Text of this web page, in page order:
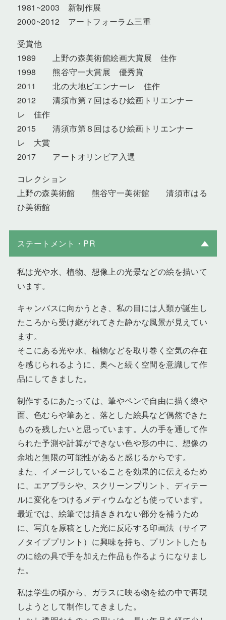
1981~2003 新制作展
2000~2012 アートフォーラム三重
受賞他
1989 上野の森美術館絵画大賞展 佳作
1998 熊谷守一大賞展 優秀賞
2011 北の大地ビエンナーレ 佳作
2012 清須市第７回はるひ絵画トリエンナー
レ 佳作
2015 清須市第８回はるひ絵画トリエンナー
レ 大賞
2017 アートオリンピア入選
コレクション
上野の森美術館 熊谷守一美術館 清須市はる
ひ美術館
ステートメント・PR
私は光や水、植物、想像上の光景などの絵を描いて
います。
キャンバスに向かうとき、私の目には人類が誕生し
たころから受け継がれてきた静かな風景が見えてい
ます。
そこにある光や水、植物などを取り巻く空気の存在
を感じられるように、奥へと続く空間を意識して作
品にしてきました。
制作するにあたっては、筆やペンで自由に描く線や
面、色むらや筆あと、落とした絵具など偶然できた
ものを残したいと思っています。人の手を通して作
られた予測や計算ができない色や形の中に、想像の
余地と無限の可能性があると感じるからです。
また、イメージしていることを効果的に伝えるため
に、エアブラシや、スクリーンプリント、ディテー
ルに変化をつけるメディウムなども使っています。
最近では、絵筆では描ききれない部分を補うため
に、写真を原稿とした光に反応する印画法（サイア
ノタイププリント）に興味を持ち、プリントしたも
のに絵の具で手を加えた作品も作るようになりまし
た。
私は学生の頃から、ガラスに映る物を絵の中で再現
しようとして制作してきました。